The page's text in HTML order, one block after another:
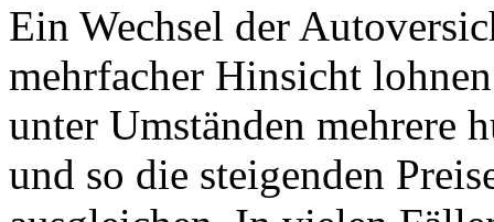
Ein Wechsel der
mehrfacher Hinsicht
unter Umständen mehrere
und so die steigenden